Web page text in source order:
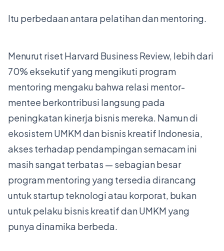
Itu perbedaan antara pelatihan dan mentoring.
Menurut riset Harvard Business Review, lebih dari
70% eksekutif yang mengikuti program
mentoring mengaku bahwa relasi mentor-
mentee berkontribusi langsung pada
peningkatan kinerja bisnis mereka. Namun di
ekosistem UMKM dan bisnis kreatif Indonesia,
akses terhadap pendampingan semacam ini
masih sangat terbatas — sebagian besar
program mentoring yang tersedia dirancang
untuk startup teknologi atau korporat, bukan
untuk pelaku bisnis kreatif dan UMKM yang
punya dinamika berbeda.